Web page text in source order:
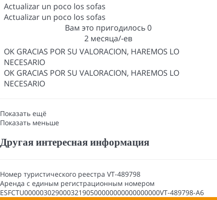
Actualizar un poco los sofas
Actualizar un poco los sofas
Вам это пригодилось0
2 месяца/-ев
OK GRACIAS POR SU VALORACION, HAREMOS LO
NECESARIO
OK GRACIAS POR SU VALORACION, HAREMOS LO
NECESARIO
Показать ещё
Показать меньше
Другая интересная информация
Номер туристического реестра VT-489798
Аренда с единым регистрационным номером
ESFCTU00000302900032190500000000000000000VT-489798-A6